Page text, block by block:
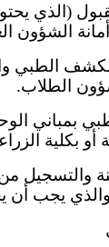
(الذي
الشؤون
الطبي
الطلاب.
بمباني
أو بكلية
والتسجيل
والذي يجب